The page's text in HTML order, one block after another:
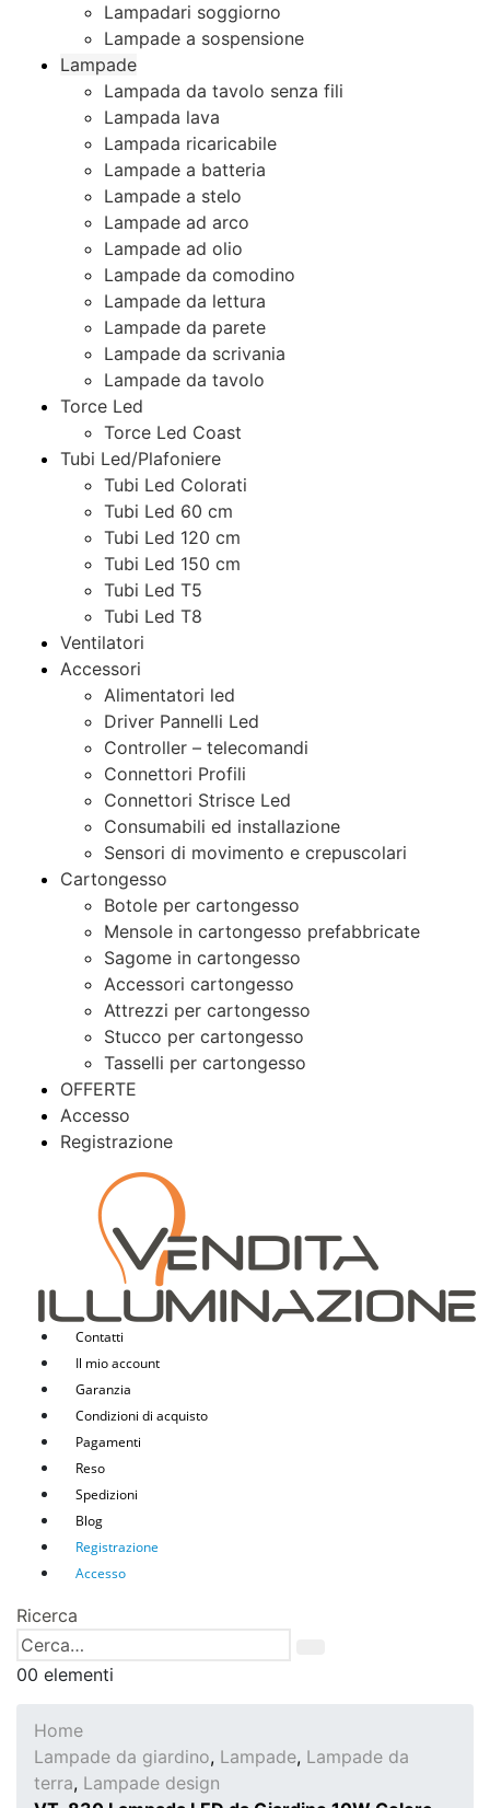
Lampadari soggiorno
Lampade a sospensione
Lampade
Lampada da tavolo senza fili
Lampada lava
Lampada ricaricabile
Lampade a batteria
Lampade a stelo
Lampade ad arco
Lampade ad olio
Lampade da comodino
Lampade da lettura
Lampade da parete
Lampade da scrivania
Lampade da tavolo
Torce Led
Torce Led Coast
Tubi Led/Plafoniere
Tubi Led Colorati
Tubi Led 60 cm
Tubi Led 120 cm
Tubi Led 150 cm
Tubi Led T5
Tubi Led T8
Ventilatori
Accessori
Alimentatori led
Driver Pannelli Led
Controller – telecomandi
Connettori Profili
Connettori Strisce Led
Consumabili ed installazione
Sensori di movimento e crepuscolari
Cartongesso
Botole per cartongesso
Mensole in cartongesso prefabbricate
Sagome in cartongesso
Accessori cartongesso
Attrezzi per cartongesso
Stucco per cartongesso
Tasselli per cartongesso
OFFERTE
Accesso
Registrazione
Contatti
Il mio account
Garanzia
Condizioni di acquisto
Pagamenti
Reso
Spedizioni
Blog
Registrazione
Accesso
Ricerca
00 elementi
Home
Lampade da giardino, Lampade, Lampade da
terra, Lampade design